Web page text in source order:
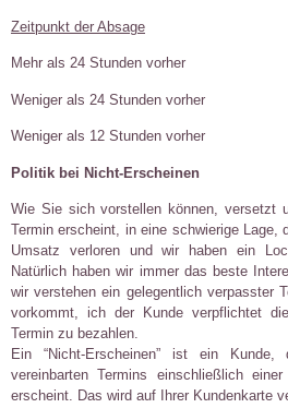
Zeitpunkt der Absage
Mehr als 24 Stunden vorher
Weniger als 24 Stunden vorher
Weniger als 12 Stunden vorher
Politik bei Nicht-Erscheinen
Wie Sie sich vorstellen können, versetzt
Termin erscheint, in eine schwierige Lage,
Umsatz verloren und wir haben ein
Natürlich haben wir immer das beste
wir verstehen ein gelegentlich verpasster
vorkommt, ich der Kunde verpflichtet
Termin zu bezahlen.
Ein “Nicht-Erscheinen” ist ein
vereinbarten Termins einschließlich
erscheint. Das wird auf Ihrer Kundenkarte